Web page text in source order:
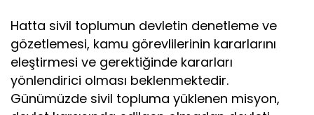
Hatta sivil toplumun devletin denetleme ve
gözetlemesi, kamu görevlilerinin kararlarını
eleştirmesi ve gerektiğinde kararları
yönlendirici olması beklenmektedir.
Günümüzde sivil topluma yüklenen misyon,